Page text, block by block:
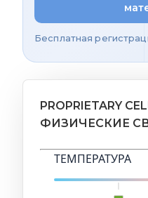
Бесплатная
PROPRIETARY
ФИЗИЧЕСКИЕ
ТЕМПЕРАТУРА